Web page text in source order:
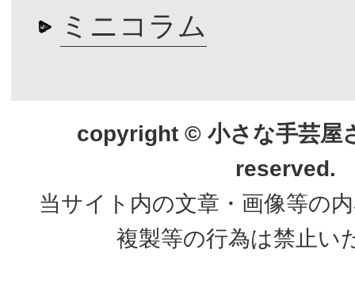
ミニコラム
copyright © 小さな手芸屋
reserved.
当サイト内の文章・画像等の
複製等の行為は禁止い